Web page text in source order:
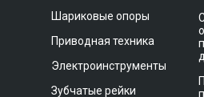
Шариковые опоры
Приводная техника
Электроинструменты
Зубчатые рейки